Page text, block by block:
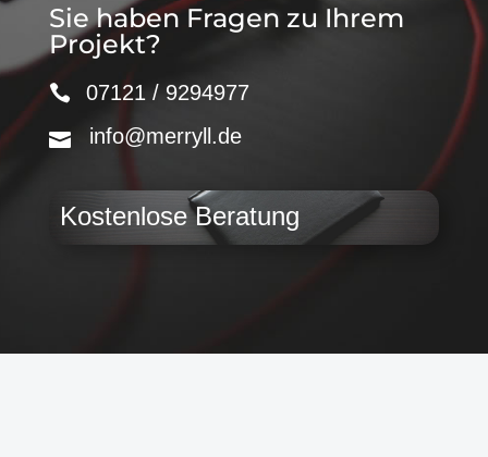
Sie haben Fragen zu Ihrem
Projekt?
07121 / 9294977
info@merryll.de
Kostenlose Beratung